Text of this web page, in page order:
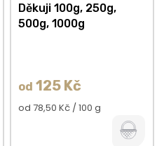
Děkuji 100g, 250g,
500g, 1000g
od 125 Kč
Měrná
od 78,50 Kč / 100 g